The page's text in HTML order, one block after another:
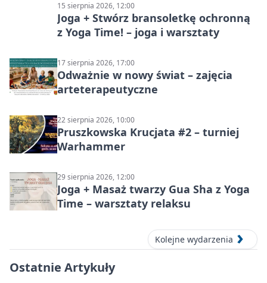
15 sierpnia 2026, 12:00
Joga + Stwórz bransoletkę ochronną
z Yoga Time! – joga i warsztaty
17 sierpnia 2026, 17:00
Odważnie w nowy świat – zajęcia
arteterapeutyczne
22 sierpnia 2026, 10:00
Pruszkowska Krucjata #2 – turniej
Warhammer
29 sierpnia 2026, 12:00
Joga + Masaż twarzy Gua Sha z Yoga
Time – warsztaty relaksu
Kolejne wydarzenia
Ostatnie Artykuły